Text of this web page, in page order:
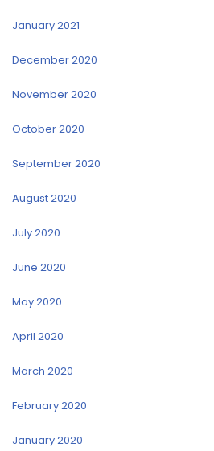
January 2021
December 2020
November 2020
October 2020
September 2020
August 2020
July 2020
June 2020
May 2020
April 2020
March 2020
February 2020
January 2020